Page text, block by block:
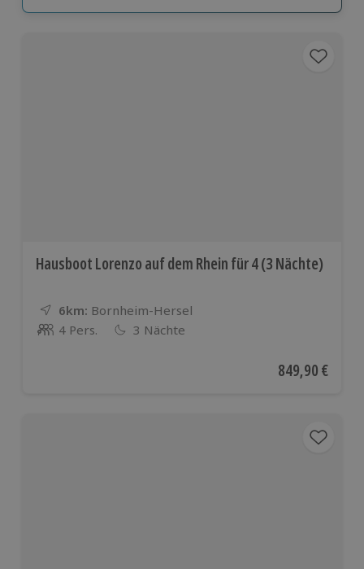
Hausboot Lorenzo auf dem Rhein für 4 (3 Nächte)
6km: Entfernung
Standort
Bornheim-Hersel
Anzahl der Teilnehmer
4 Pers. 3 Nächte
Aktueller Preis
849,90 €